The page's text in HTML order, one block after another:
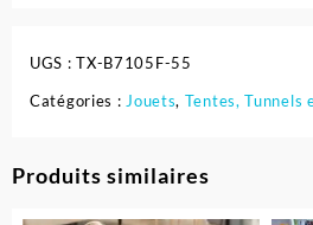
UGS :TX-B7105F-55
Catégories :Jouets, Tentes, Tunnels
Produits similaires